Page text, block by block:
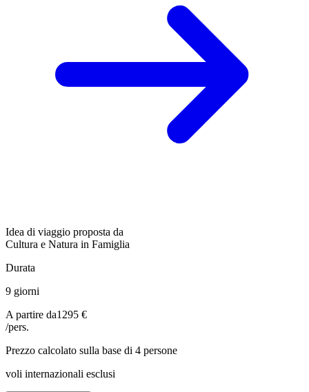
Idea di viaggio proposta da
Cultura e Natura in Famiglia
Durata
9 giorni
A partire da1295 €
/pers.
Prezzo calcolato sulla base di 4 persone
voli internazionali esclusi